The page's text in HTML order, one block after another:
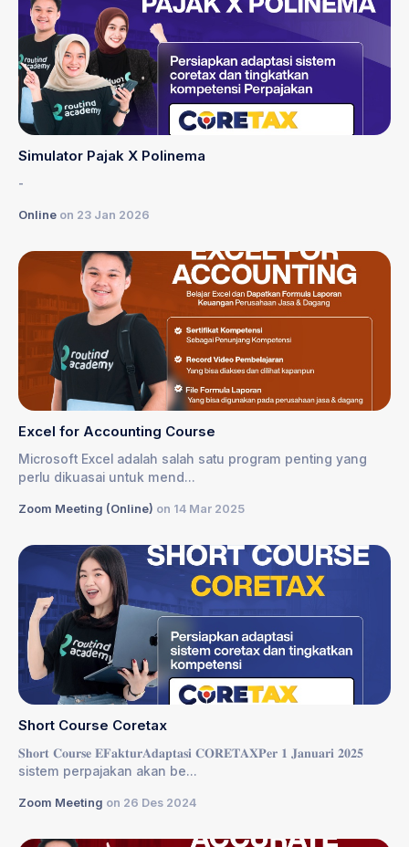
Simulator Pajak X Polinema
-
Online on 23 Jan 2026
Excel for Accounting Course
Microsoft Excel adalah salah satu program penting yang
perlu dikuasai untuk mend...
Zoom Meeting (Online) on 14 Mar 2025
Short Course Coretax
𝐒𝐡𝐨𝐫𝐭 𝐂𝐨𝐮𝐫𝐬𝐞 𝐄𝐅𝐚𝐤𝐭𝐮𝐫𝐀𝐝𝐚𝐩𝐭𝐚𝐬𝐢 𝐂𝐎𝐑𝐄𝐓𝐀𝐗𝐏𝐞𝐫 𝟏 𝐉𝐚𝐧𝐮𝐚𝐫𝐢 𝟐𝟎𝟐𝟓
sistem perpajakan akan be...
Zoom Meeting on 26 Des 2024